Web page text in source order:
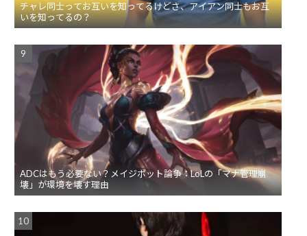
チャレ同士ってお互いを知ってるけどさ、アイアン同士もお互
いを知ってるの？
ADCはもう必要ない？メイジボット論争：LoLの「マナ管理崩
壊」が環境を壊す理由